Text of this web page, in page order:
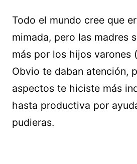
Todo el mundo cree que
mimada, pero las madres
más por los hijos varones
Obvio te daban atención,
aspectos te hiciste más
hasta productiva por
pudieras.